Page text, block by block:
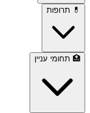
💊 תרופות
🏥 תחומי עניין